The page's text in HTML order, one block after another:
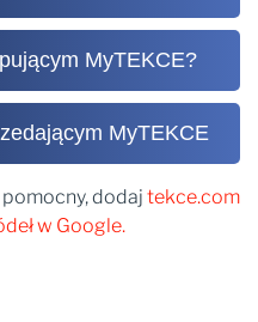
MyTEKCE?
MyTEKCE
pomocny, dodaj tekce.com
w Google.